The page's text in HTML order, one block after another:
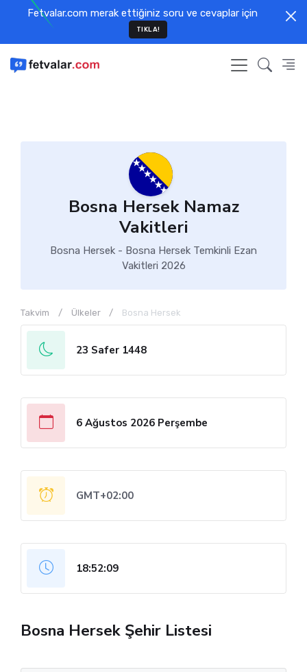
Fetvalar.com merak ettiğiniz soru ve cevaplar için
TIKLA!
Bosna Hersek Namaz
Vakitleri
Bosna Hersek - Bosna Hersek Temkinli Ezan
Vakitleri 2026
Takvim Ülkeler Bosna Hersek
23 Safer 1448
6 Ağustos 2026 Perşembe
GMT+02:00
18:52:09
Bosna Hersek Şehir Listesi